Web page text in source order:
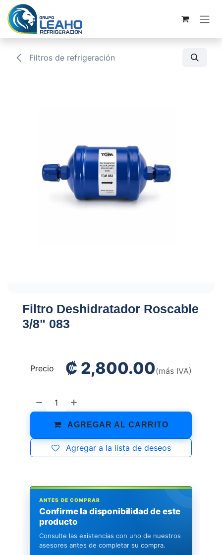
Ir al contenido
Filtros de refrigeración
Filtro Deshidratador Roscable
3/8" 083
AGREGAR AL CARRITO
Agregar a la lista de deseos
Precio ₡ 2,800.00(más IVA)
ANTES DE COMPRAR
Confirme la disponibilidad de este
producto
Consulte las existencias con uno de nuestros
asesores antes de completar su compra.